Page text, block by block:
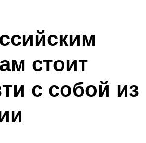
стоит
с собой из